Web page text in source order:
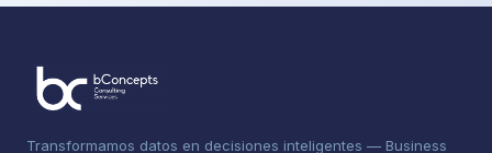
Transformamos datos en decisiones inteligentes — Business